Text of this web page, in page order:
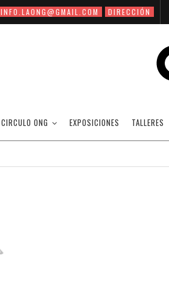
INFO.LAONG@GMAIL.COM DIRECCIÓN
CIRCULO ONG EXPOSICIONES TALLERES
EL NACIONAL –
12/02/2009